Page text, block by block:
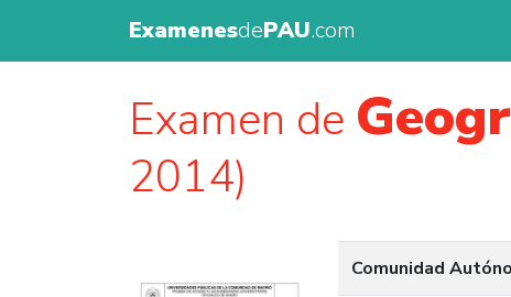
ExamenesdePAU.com
Examen de
2014)
Comunidad